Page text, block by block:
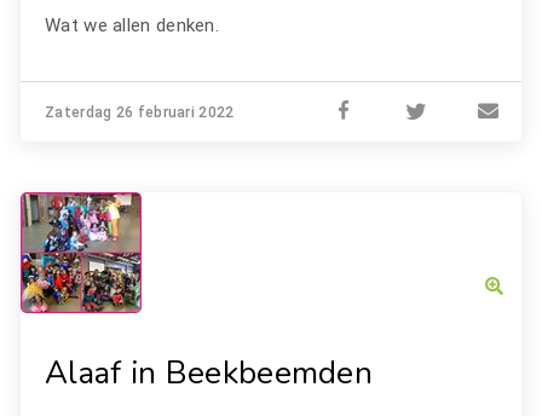
Wat we allen denken.
Zaterdag 26 februari 2022
Alaaf in Beekbeemden